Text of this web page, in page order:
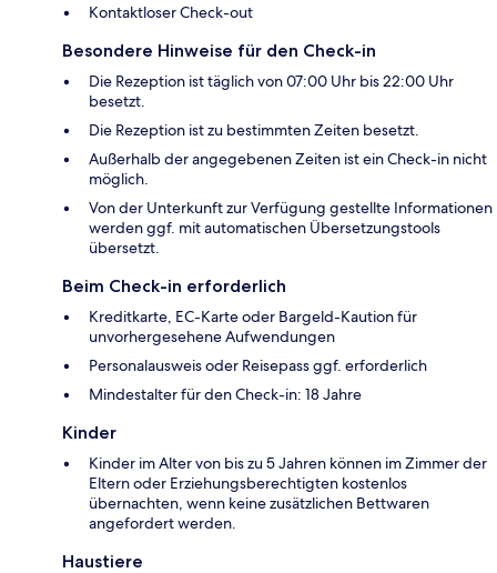
Kontaktloser Check-out
Besondere Hinweise für den Check-in
Die Rezeption ist täglich von 07:00 Uhr bis 22:00 Uhr
besetzt.
Die Rezeption ist zu bestimmten Zeiten besetzt.
Außerhalb der angegebenen Zeiten ist ein Check-in nicht
möglich.
Von der Unterkunft zur Verfügung gestellte Informationen
werden ggf. mit automatischen Übersetzungstools
übersetzt.
Beim Check-in erforderlich
Kreditkarte, EC-Karte oder Bargeld-Kaution für
unvorhergesehene Aufwendungen
Personalausweis oder Reisepass ggf. erforderlich
Mindestalter für den Check-in: 18 Jahre
Kinder
Kinder im Alter von bis zu 5 Jahren können im Zimmer der
Eltern oder Erziehungsberechtigten kostenlos
übernachten, wenn keine zusätzlichen Bettwaren
angefordert werden.
Haustiere